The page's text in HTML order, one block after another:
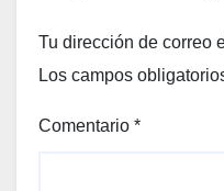
Tu dirección de correo
Los campos
Comentario *